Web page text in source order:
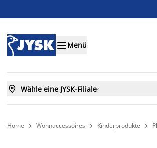
Menü
 Wähle eine JYSK-Filiale
Home  Wohnaccessoires  Kinderprodukte 